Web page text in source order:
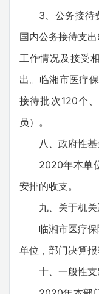
3、公务接待
国内公务接待支
工作情况及接受
出。临湘市医疗
接待批次120个
员）。
八、政府性
2020年本单
安排的收支。
九、关于机
临湘市医疗
单位，部门决算报
十、一般性